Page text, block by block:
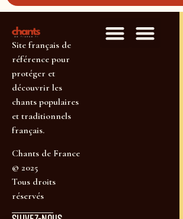
Site français de
référence pour
protéger et
découvrir les
chants populaires
et traditionnels
français.
Chants de France
© 2025
Tous droits
réservés